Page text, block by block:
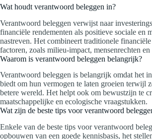
Wat houdt verantwoord beleggen in?
Verantwoord beleggen verwijst naar
financiële rendementen als positieve sociale en
nastreven. Het combineert traditionele
factoren, zoals milieu-impact, mensenrechten
Waarom is verantwoord beleggen belangrijk?
Verantwoord beleggen is belangrijk omdat het
biedt om hun vermogen te laten groeien terwijl
betere wereld. Het helpt ook om bewustzijn te
maatschappelijke en ecologische vraagstukken.
Wat zijn de beste tips voor verantwoord
Enkele van de beste tips voor verantwoord
opbouwen van een goede kennisbasis, het